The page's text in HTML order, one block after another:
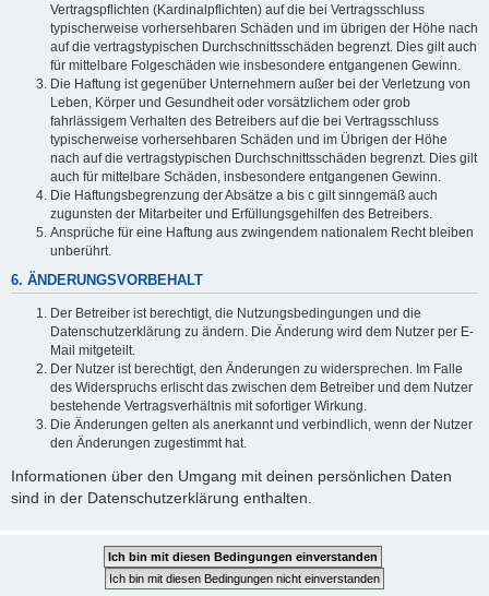
Vertragspflichten (Kardinalpflichten) auf die bei Vertragsschluss
typischerweise vorhersehbaren Schäden und im übrigen der Höhe nach
auf die vertragstypischen Durchschnittsschäden begrenzt. Dies gilt auch
für mittelbare Folgeschäden wie insbesondere entgangenen Gewinn.
Die Haftung ist gegenüber Unternehmern außer bei der Verletzung von
Leben, Körper und Gesundheit oder vorsätzlichem oder grob
fahrlässigem Verhalten des Betreibers auf die bei Vertragsschluss
typischerweise vorhersehbaren Schäden und im Übrigen der Höhe
nach auf die vertragstypischen Durchschnittsschäden begrenzt. Dies gilt
auch für mittelbare Schäden, insbesondere entgangenen Gewinn.
Die Haftungsbegrenzung der Absätze a bis c gilt sinngemäß auch
zugunsten der Mitarbeiter und Erfüllungsgehilfen des Betreibers.
Ansprüche für eine Haftung aus zwingendem nationalem Recht bleiben
unberührt.
6. ÄNDERUNGSVORBEHALT
Der Betreiber ist berechtigt, die Nutzungsbedingungen und die
Datenschutzerklärung zu ändern. Die Änderung wird dem Nutzer per E-
Mail mitgeteilt.
Der Nutzer ist berechtigt, den Änderungen zu widersprechen. Im Falle
des Widerspruchs erlischt das zwischen dem Betreiber und dem Nutzer
bestehende Vertragsverhältnis mit sofortiger Wirkung.
Die Änderungen gelten als anerkannt und verbindlich, wenn der Nutzer
den Änderungen zugestimmt hat.
Informationen über den Umgang mit deinen persönlichen Daten
sind in der Datenschutzerklärung enthalten.